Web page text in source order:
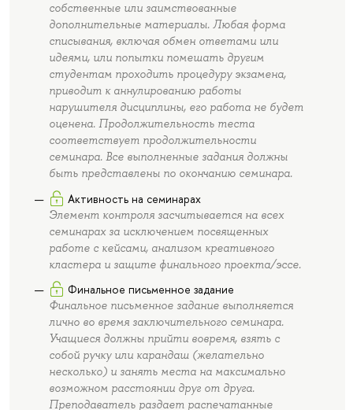
собственные или заимствованные
дополнительные материалы. Любая форма
списывания, включая обмен ответами или
идеями, или попытки помешать другим
студентам проходить процедуру экзамена,
приводит к аннулированию работы
нарушителя дисциплины, его работа не будет
оценена. Продолжительность теста
соответствует продолжительности
семинара. Все выполненные задания должны
быть представлены по окончанию семинара.
Активность на семинарах
Элемент контроля засчитывается на всех
семинарах за исключением посвященных
работе с кейсами, анализом креативного
кластера и защите финального проекта/эссе.
Финальное письменное задание
Финальное письменное задание выполняется
лично во время заключительного семинара.
Учащиеся должны прийти вовремя, взять с
собой ручку или карандаш (желательно
несколько) и занять места на максимально
возможном расстоянии друг от друга.
Преподаватель раздает распечатанные